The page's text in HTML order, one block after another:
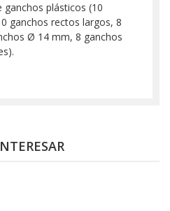
plásticos (10
ganchos rectos largos, 8
Ø 14 mm, 8 ganchos